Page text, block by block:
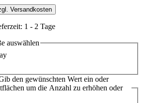
Versandkosten
1 - 2 Tage
auswählen
den gewünschten Wert ein oder
um die Anzahl zu erhöhen oder